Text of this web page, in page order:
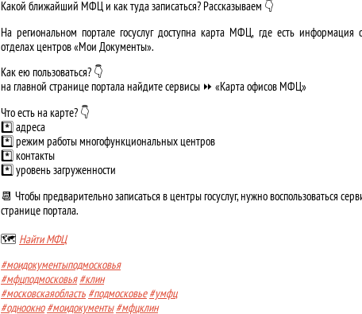
Какой ближайший МФЦ и как туда записаться? Рассказываем 👇
На региональном портале госуслуг доступна карта МФЦ, где есть
отделах центров «Мои Документы».
Как ею пользоваться? 👇
на главной странице портала найдите сервисы ⏩ «Карта офисов МФЦ»
Что есть на карте? 👇
*️⃣ адреса
*️⃣ режим работы многофункциональных центров
*️⃣ контакты
*️⃣ уровень загруженности
📆 Чтобы предварительно записаться в центры госуслуг, нужно воспользоваться
странице портала.
🗺 Найти МФЦ
#моидокументыподмосковья
#мфцподмосковья #клин
#московскаяобласть #подмосковье #умфц
#одноокно #моидокументы #мфцклин